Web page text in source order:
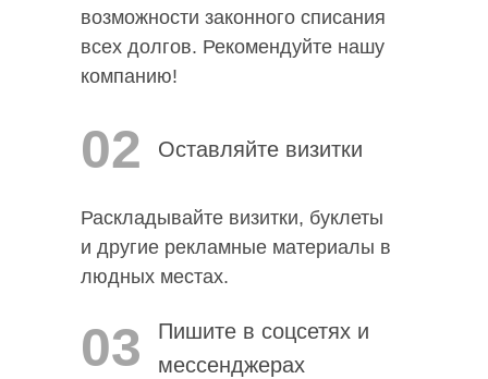
Пишите в соцсетях и
мессенджерах
03
02 Оставляйте визитки
Раскладывайте визитки, буклеты
и другие рекламные материалы в
людных местах.
возможности законного списания
всех долгов. Рекомендуйте нашу
компанию!